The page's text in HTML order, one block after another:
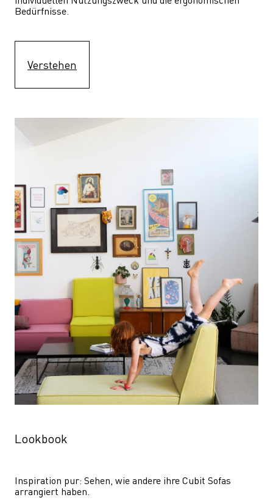
Bedürfnisse.
Verstehen
Lookbook
Inspiration pur: Sehen, wie andere ihre Cubit Sofas
arrangiert haben.